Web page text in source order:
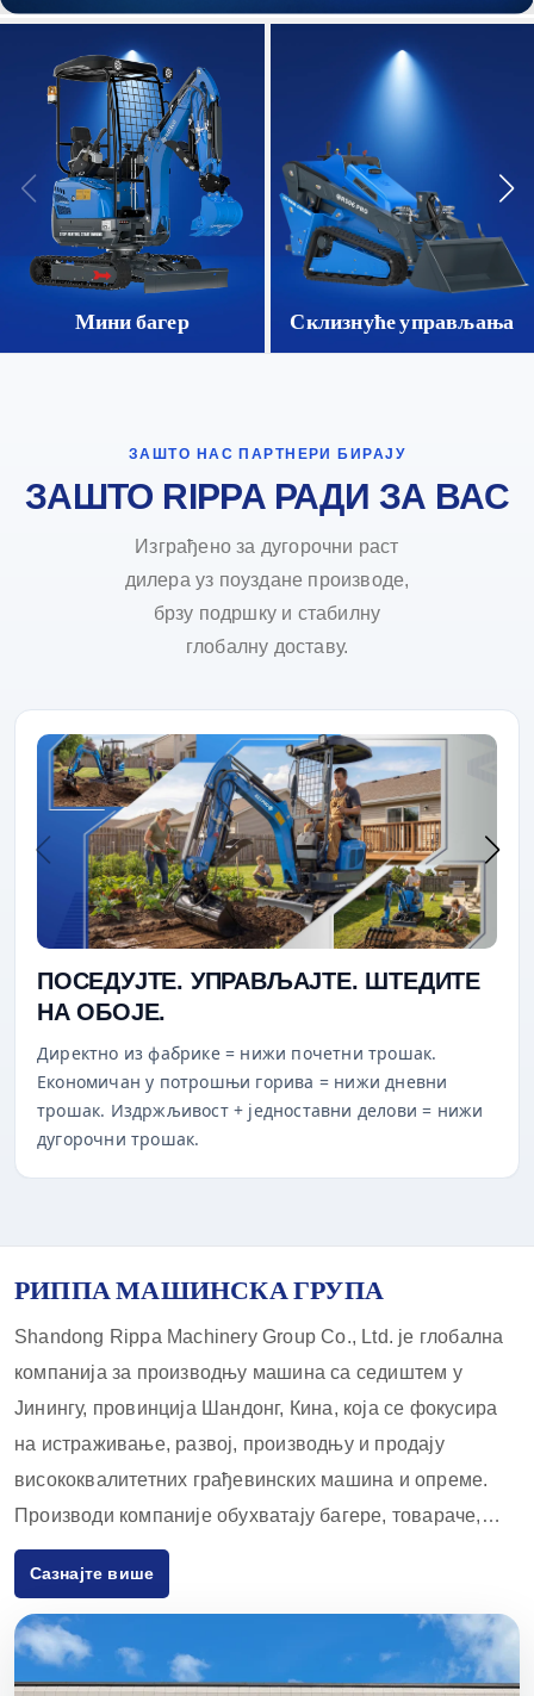
Мини багер Склизнуће управљања
ЗАШТО НАС ПАРТНЕРИ БИРАЈУ
ЗАШТО RIPPA РАДИ ЗА ВАС
Изграђено за дугорочни раст
дилера уз поуздане производе,
брзу подршку и стабилну
глобалну доставу.
ПОСЕДУЈТЕ. УПРАВЉАЈТЕ. ШТЕДИТЕ
НА ОБОЈЕ.
Директно из фабрике = нижи почетни трошак.
Економичан у потрошњи горива = нижи дневни
трошак. Издржљивост + једноставни делови = нижи
дугорочни трошак.
РИППА МАШИНСКА ГРУПА
Shandong Rippa Machinery Group Co., Ltd. је глобална
компанија за производњу машина са седиштем у
Јинингу, провинција Шандонг, Кина, која се фокусира
на истраживање, развој, производњу и продају
висококвалитетних грађевинских машина и опреме.
Производи компаније обухватају багере, товараче,
виљушкаре, скид-лодера и прибор за њих, који се
широко користе у пољопривреди, грађевинарству,
рударству и другим индустријама. Са иновативним
капацитетима за истраживање и развој и строгим
Сазнајте више